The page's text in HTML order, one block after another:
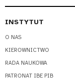
INSTYTUT
O NAS
KIEROWNICTWO
RADA NAUKOWA
PATRONAT IBE PIB